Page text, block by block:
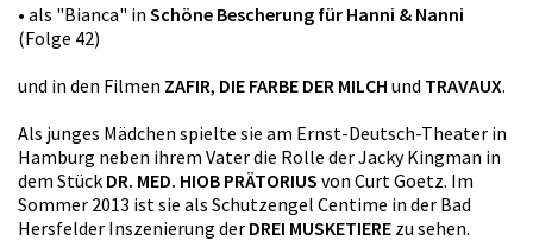
• als "Bianca" in Schöne Bescherung für Hanni & Nanni
(Folge 42)
und in den Filmen ZAFIR, DIE FARBE DER MILCH und TRAVAUX.
Als junges Mädchen spielte sie am Ernst-Deutsch-Theater in
Hamburg neben ihrem Vater die Rolle der Jacky Kingman in
dem Stück DR. MED. HIOB PRÄTORIUS von Curt Goetz. Im
Sommer 2013 ist sie als Schutzengel Centime in der Bad
Hersfelder Inszenierung der DREI MUSKETIERE zu sehen.